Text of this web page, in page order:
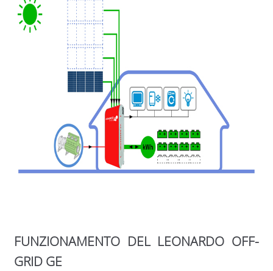
FUNZIONAMENTO DEL LEONARDO OFF-
GRID GE